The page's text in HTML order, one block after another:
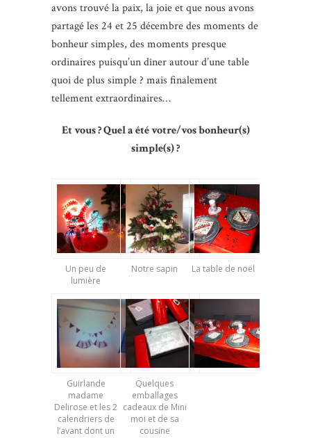
avons trouvé la paix, la joie et que nous avons
partagé les 24 et 25 décembre des moments de
bonheur simples, des moments presque
ordinaires puisqu’un dîner autour d’une table
quoi de plus simple ? mais finalement
tellement extraordinaires…
Et vous ? Quel a été votre/vos bonheur(s)
simple(s) ?
Un peu de
lumière
Notre sapin La table de noël
Guirlande
madame
Delirose et les 2
calendriers de
l’avant dont un
Quelques
emballages
cadeaux de Mini
moi et de sa
cousine